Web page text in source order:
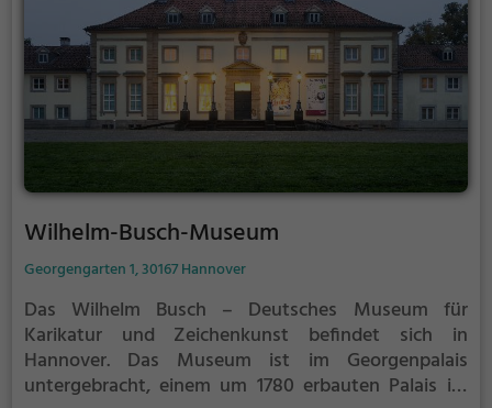
Wilhelm-Busch-Museum
Georgengarten 1, 30167 Hannover
Das Wilhelm Busch – Deutsches Museum für
Karikatur und Zeichenkunst befindet sich in
Hannover. Das Museum ist im Georgenpalais
untergebracht, einem um 1780 erbauten Palais im